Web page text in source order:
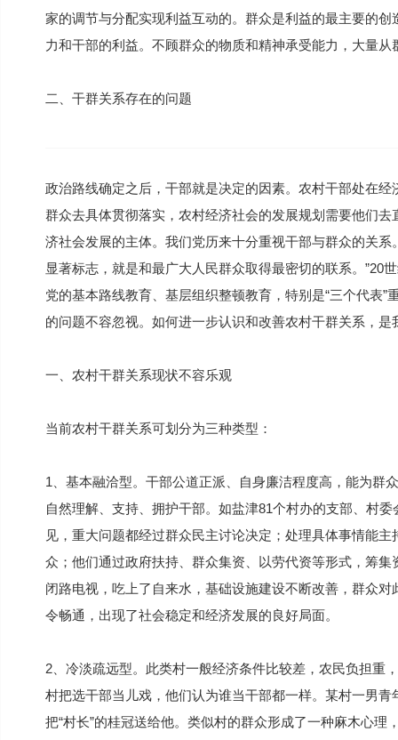
家的调节与分配实现利益互动的。群众是利益的最主要的
力和干部的利益。不顾群众的物质和精神承受能力，大量
二、干群关系存在的问题
政治路线确定之后，干部就是决定的因素。农村干部处在
群众去具体贯彻落实，农村经济社会的发展规划需要他们
济社会发展的主体。我们党历来十分重视干部与群众的关
显著标志，就是和最广大人民群众取得最密切的联系。”20
党的基本路线教育、基层组织整顿教育，特别是“三个代表
的问题不容忽视。如何进一步认识和改善农村干群关系，
一、农村干群关系现状不容乐观
当前农村干群关系可划分为三种类型：
1、基本融洽型。干部公道正派、自身廉洁程度高，能为群
自然理解、支持、拥护干部。如盐津81个村办的支部、村
见，重大问题都经过群众民主讨论决定；处理具体事情能
众；他们通过政府扶持、群众集资、以劳代资等形式，筹
闭路电视，吃上了自来水，基础设施建设不断改善，群众
令畅通，出现了社会稳定和经济发展的良好局面。
2、冷淡疏远型。此类村一般经济条件比较差，农民负担重
村把选干部当儿戏，他们认为谁当干部都一样。某村一男
把“村长”的桂冠送给他。类似村的群众形成了一种麻木心